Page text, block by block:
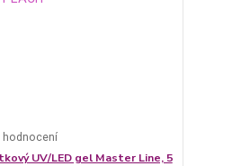
hodnocení
UV/LED gel Master Line, 5